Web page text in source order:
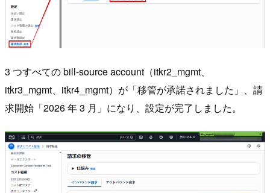
3 つすべての bill-source account（itkr2_mgmt、
itkr3_mgmt、itkr4_mgmt）が「移管が承諾されました」、請
求開始「2026 年 3 月」になり、設定が完了しました。